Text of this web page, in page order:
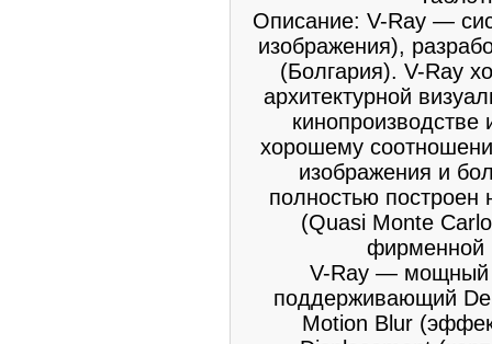
Описание: V-Ray —
изображения),
(Болгария). V-Ray
архитектурной
кинопроизводстве
хорошему
изображения и
полностью
(Quasi Monte
фирменной
V-Ray — мощный
поддерживающий
Motion Blur